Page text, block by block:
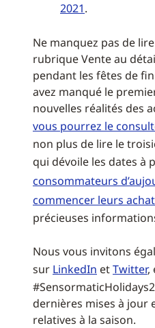
2021.
Ne manquez pas de
rubrique Vente au
pendant les fêtes de fin
avez manqué le
nouvelles réalités des
vous pourrez le
non plus de lire le
qui dévoile les dates à
consommateurs
commencer leurs
précieuses
Nous vous invitons
sur LinkedIn etTwitter,
dernières mises à jour
relatives à la saison.